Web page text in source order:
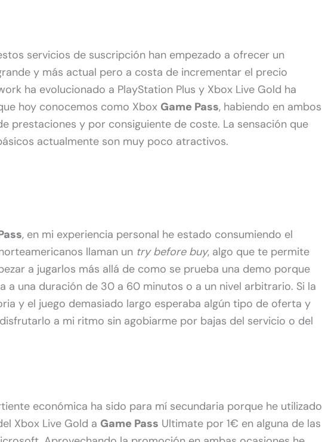
servicios de suscripción han empezado a ofrecer un
y más actual pero a costa de incrementar el precio
ha evolucionado a PlayStation Plus y Xbox Live Gold ha
hoy conocemos como Xbox Game Pass, habiendo en ambos
prestaciones y por consiguiente de coste. La sensación que
actualmente son muy poco atractivos.
, en mi experiencia personal he estado consumiendo el
llaman un try before buy, algo que te permite
a jugarlos más allá de como se prueba una demo porque
a una duración de 30 a 60 minutos o a un nivel arbitrario. Si la
y el juego demasiado largo esperaba algún tipo de oferta y
a mi ritmo sin agobiarme por bajas del servicio o del
económica ha sido para mí secundaria porque he utilizado
Xbox Live Gold a Game Pass Ultimate por 1€ en alguna de las